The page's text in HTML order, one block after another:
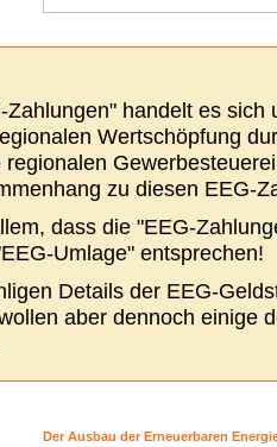
Zahlungen" handelt es sich
Wertschöpfung
zu diesen EEG-
dass die "EEG-
Umlage" entsprechen!
Details der EEG-
aber dennoch einige
Der Ausbau der Erneuerbaren